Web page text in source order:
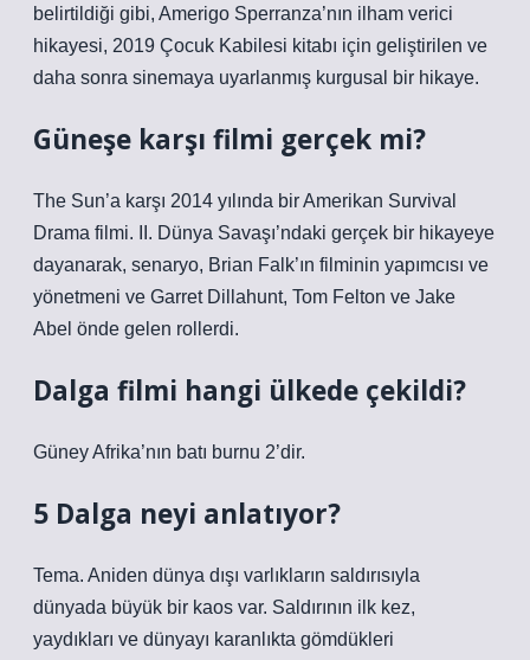
belirtildiği gibi, Amerigo Sperranza’nın ilham verici
hikayesi, 2019 Çocuk Kabilesi kitabı için geliştirilen ve
daha sonra sinemaya uyarlanmış kurgusal bir hikaye.
Güneşe karşı filmi gerçek mi?
The Sun’a karşı 2014 yılında bir Amerikan Survival
Drama filmi. II. Dünya Savaşı’ndaki gerçek bir hikayeye
dayanarak, senaryo, Brian Falk’ın filminin yapımcısı ve
yönetmeni ve Garret Dillahunt, Tom Felton ve Jake
Abel önde gelen rollerdi.
Dalga filmi hangi ülkede çekildi?
Güney Afrika’nın batı burnu 2’dir.
5 Dalga neyi anlatıyor?
Tema. Aniden dünya dışı varlıkların saldırısıyla
dünyada büyük bir kaos var. Saldırının ilk kez,
yaydıkları ve dünyayı karanlıkta gömdükleri